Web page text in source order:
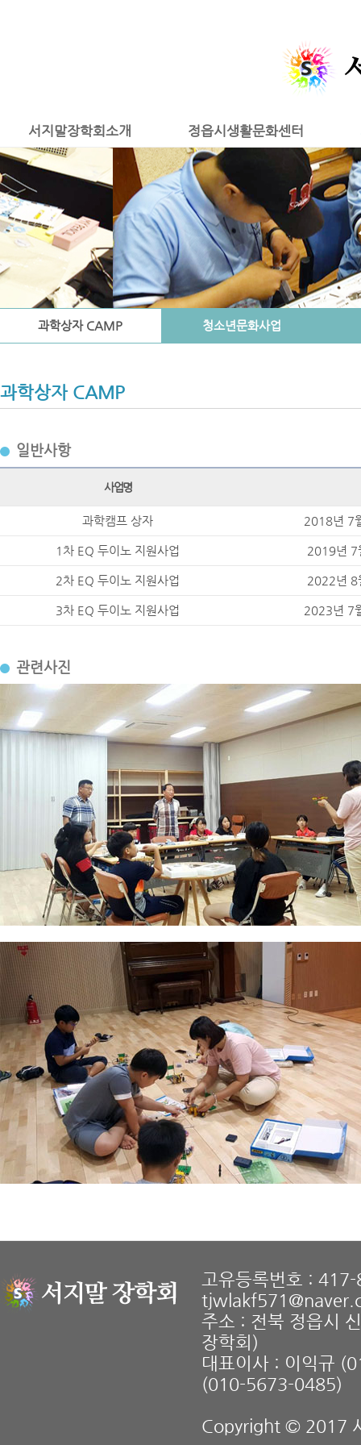
서지말장학회소개 정읍시생활문화센터
과학상자 CAMP 청소년문화사업
과학상자 CAMP
일반사항
사업명
과학캠프 상자 2018년 7
1차 EQ 두이노 지원사업 2019년 7
2차 EQ 두이노 지원사업 2022년 8
3차 EQ 두이노 지원사업 2023년 7
관련사진
고유등록번호 :
주소 : 전북 정읍시
장학회)
대표이사 : 이익규
(010-5673-0485)
Copyright © 2017